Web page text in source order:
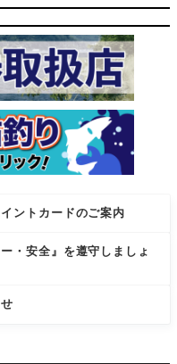
ントカードのご案内
・安全』を遵守しましょ
6年8月2日
（日